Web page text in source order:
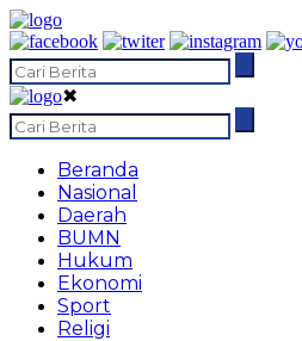
✖
Beranda
Nasional
Daerah
BUMN
Hukum
Ekonomi
Sport
Religi